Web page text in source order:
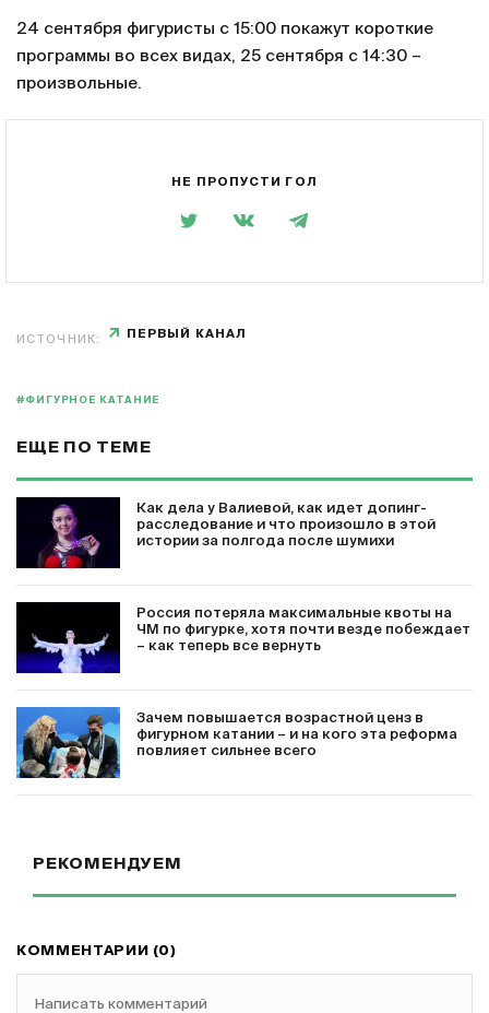
24 сентября фигуристы с 15:00 покажут короткие
программы во всех видах, 25 сентября с 14:30 –
произвольные.
НЕ ПРОПУСТИ ГОЛ
ИСТОЧНИК: ПЕРВЫЙ КАНАЛ
#ФИГУРНОЕ КАТАНИЕ
ЕЩЕ ПО ТЕМЕ
Как дела у Валиевой, как идет допинг-
расследование и что произошло в этой
истории за полгода после шумихи
Россия потеряла максимальные квоты на
ЧМ по фигурке, хотя почти везде побеждает
– как теперь все вернуть
Зачем повышается возрастной ценз в
фигурном катании – и на кого эта реформа
повлияет сильнее всего
РЕКОМЕНДУЕМ
КОММЕНТАРИИ (0)
Написать комментарий